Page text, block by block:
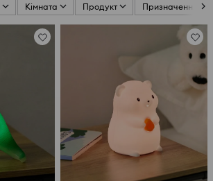
Кімната Продукт Призначення